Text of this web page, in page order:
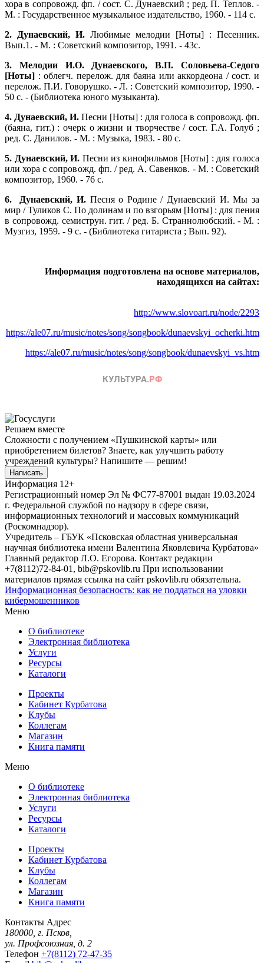
хора в сопровожд. фп. / сост. С. Дунаевский ; ред. П. Теплов. -
М. : Государственное музыкальное издательство, 1960. - 114 с.
2. Дунаевский, И. Любимые мелодии [Ноты] : Песенник.
Вып.1. - М. : Советский композитор, 1991. - 43с.
3. Мелодии И.О. Дунаевского, В.П. Соловьева-Седого
[Ноты] : облегч. перелож. для баяна или аккордеона / сост. и
перелож. П.И. Говорушко. - Л. : Советский композитор, 1990. -
50 с. - (Библиотека юного музыканта).
4. Дунаевский, И. Песни [Ноты] : для голоса в сопровожд. фп.
(баяна, гит.) : очерк о жизни и творчестве / сост. Г.А. Голуб ;
ред. С. Данилов. - М. : Музыка, 1983. - 80 с.
5. Дунаевский, И. Песни из кинофильмов [Ноты] : для голоса
или хора с сопровожд. фп. / ред. А. Савенков. - М. : Советский
композитор, 1960. - 76 с.
6. Дунаевский, И.Песня о Родине / Дунаевский И. Мы за
мир / Туликов С. По долинам и по взгорьям [Ноты] : для пения
в сопровожд. семиструн. гит. / ред. Б. Страннолюбский. - М. :
Музгиз, 1959. - 9 с. - (Библиотека гитариста ; Вып. 92).
Информация подготовлена на основе материалов,
находящихся на сайтах:
http://www.slovoart.ru/node/2293
https://ale07.ru/music/notes/song/songbook/dunaevskyi_ocherki.htm
https://ale07.ru/music/notes/song/songbook/dunaevskyi_vs.htm
Решаем вместе
Сложности с получением «Пушкинской карты» или
приобретением билетов? Знаете, как улучшить работу
учреждений культуры? Напишите — решим!
Написать
Информация 12+
Регистрационный номер Эл № ФС77-87001 выдан 19.03.2024
г. Федеральной службой по надзору в сфере связи,
информационных технологий и массовых коммуникаций
(Роскомнадзор).
Учредитель – ГБУК «Псковская областная универсальная
научная библиотека имени Валентина Яковлевича Курбатова»
Главный редактор Л.О. Егорова. Контакт редакции
+7(8112)72-84-01, bib@pskovlib.ru При использовании
материалов прямая ссылка на сайт pskovlib.ru обязательна.
Информационная безопасность: как не поддаться на уловки
кибермошенников
Меню
О библиотеке
Электронная библиотека
Услуги
Ресурсы
Каталоги
Проекты
Кабинет Курбатова
Клубы
Коллегам
Магазин
Книга памяти
Меню
О библиотеке
Электронная библиотека
Услуги
Ресурсы
Каталоги
Проекты
Кабинет Курбатова
Клубы
Коллегам
Магазин
Книга памяти
Контакты Адрес
180000, г. Псков,
ул. Профсоюзная, д. 2
Телефон +7(8112) 72-47-35